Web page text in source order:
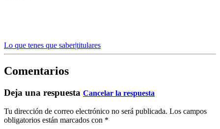
Lo que tenes que saber|titulares
Comentarios
Deja una respuesta Cancelar la respuesta
Tu dirección de correo electrónico no será publicada. Los campos
obligatorios están marcados con *